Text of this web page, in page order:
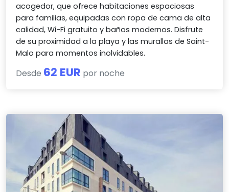
acogedor, que ofrece habitaciones espaciosas
para familias, equipadas con ropa de cama de alta
calidad, Wi-Fi gratuito y baños modernos. Disfrute
de su proximidad a la playa y las murallas de Saint-
Malo para momentos inolvidables.
Desde 62 EUR por noche